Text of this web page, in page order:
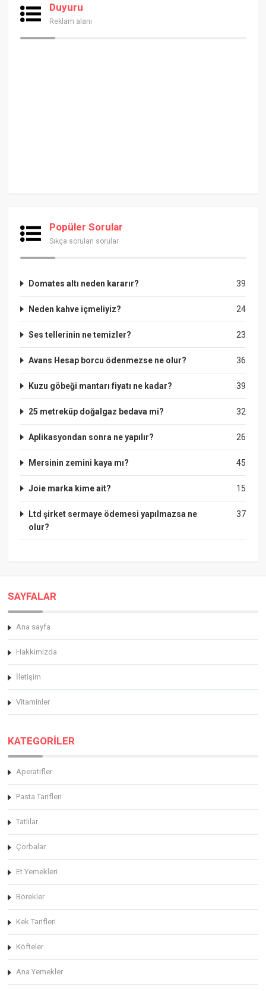
Duyuru
Reklam alanı
Popüler Sorular
Sıkça sorulan sorular
39
Domates altı neden kararır?
24
Neden kahve içmeliyiz?
23
Ses tellerinin ne temizler?
36
Avans Hesap borcu ödenmezse ne olur?
39
Kuzu göbeği mantarı fiyatı ne kadar?
32
25 metreküp doğalgaz bedava mi?
26
Aplikasyondan sonra ne yapılır?
45
Mersinin zemini kaya mı?
15
Joie marka kime ait?
37
Ltd şirket sermaye ödemesi yapılmazsa ne
olur?
SAYFALAR
Ana sayfa
Hakkimizda
İletişim
Vitaminler
KATEGORİLER
Aperatifler
Pasta Tarifleri
Tatlılar
Çorbalar
Et Yemekleri
Börekler
Kek Tarifleri
Köfteler
Ana Yemekler